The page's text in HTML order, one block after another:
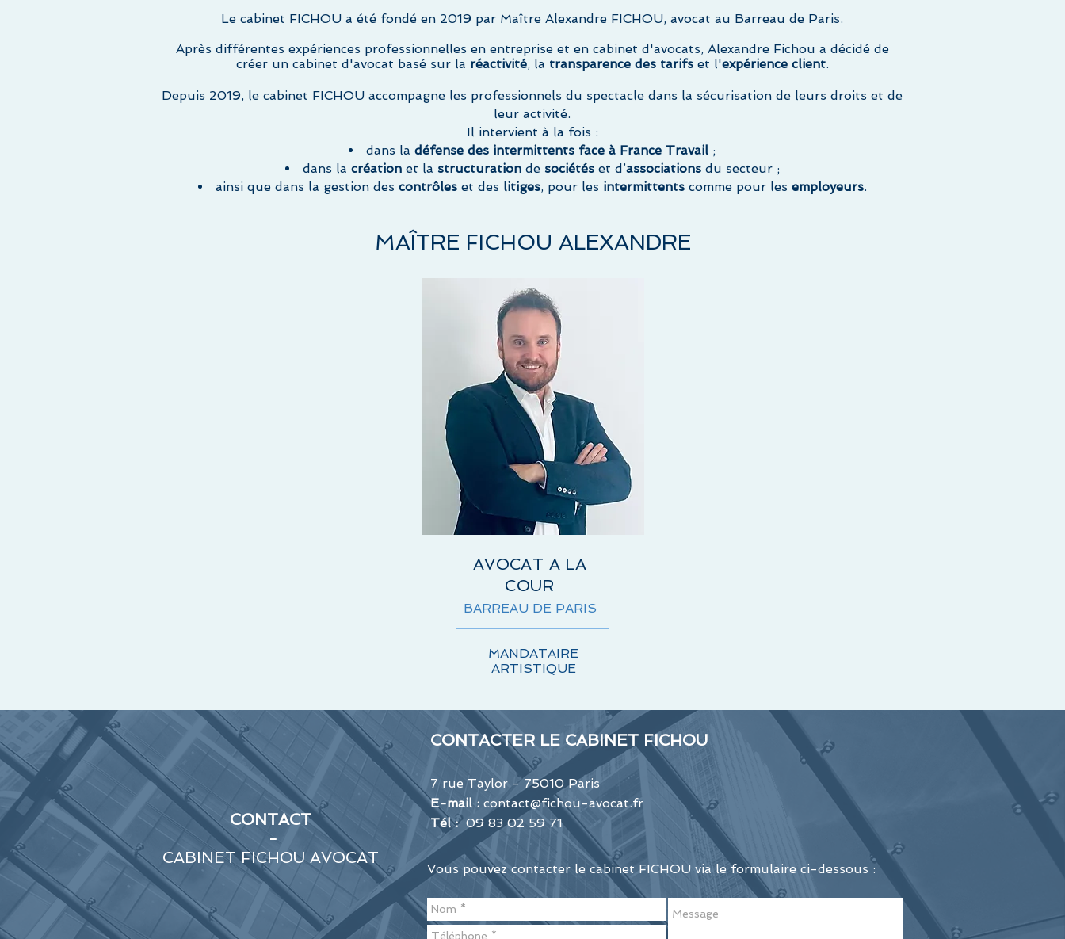
Le cabinet FICHOU a été fondé en 2019 par Maître Alexandre FICHOU, avocat au Barreau de Paris.
Après différentes expériences professionnelles en entreprise et en cabinet d'avocats, Alexandre Fichou a décidé de
créer un cabinet d'avocat basé sur la réactivité, la transparence des tarifset l'expérience client.
Depuis 2019, le cabinet FICHOU accompagne les professionnels du spectacle dans la sécurisation de leurs droits et de
leur activité.
Il intervient à la fois :
dans la défense des intermittents face à France Travail ;
dans la créationet la structurationde sociétéset d’associationsdu secteur ;
ainsi que dans la gestion des contrôleset des litiges, pour les intermittentscomme pour les employeurs.
MAÎTRE FICHOU ALEXANDRE
AVOCAT A LA
COUR
BARREAU DE PARIS
MANDATAIRE
ARTISTIQUE
CONTACT
-
CABINET FICHOU AVOCAT
CONTACTER LE CABINET FICHOU
7 rue Taylor - 75010 Paris
E-mail : contact@fichou-avocat.fr
Tél :09 83 02 59 71
Vous pouvez contacter le cabinet FICHOU via le formulaire ci-dessous :